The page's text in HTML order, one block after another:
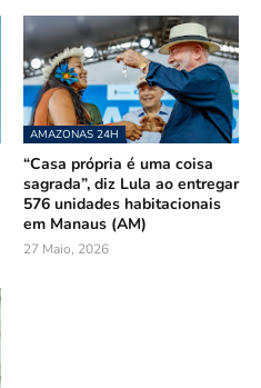
AMAZONAS 24H
“Casa própria é uma coisa
sagrada”, diz Lula ao entregar
576 unidades habitacionais
em Manaus (AM)
27 Maio, 2026